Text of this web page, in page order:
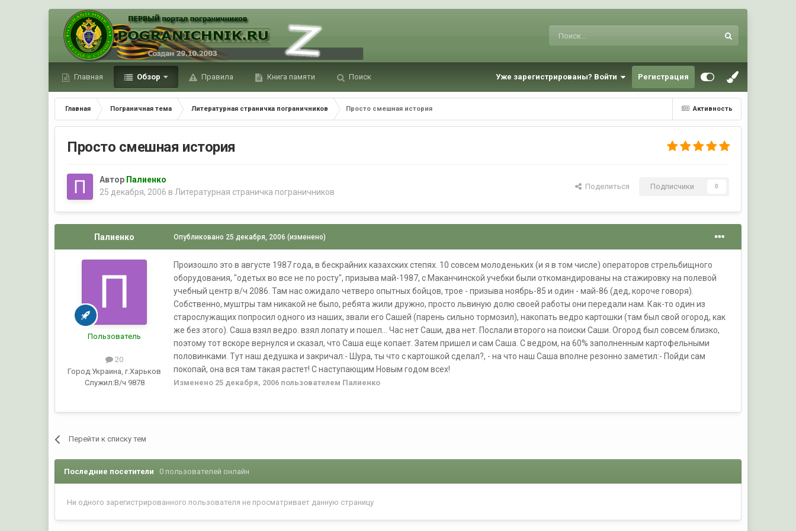
Главная Обзор Правила Книга памяти Поиск Уже зарегистрированы? Войти Регистрация
Активность
Главная Пограничная тема Литературная страничка пограничников Просто смешная история
Просто смешная история
Автор Палиенко
25 декабря, 2006 вЛитературная страничка пограничников
Поделиться Подписчики 0
Палиенко
Пользователь
20
Город:Украина, г.Харьков
Служил:В/ч 9878
Опубликовано 25 декабря, 2006 (изменено)
Произошло это в августе 1987 года, в бескрайних казахских степях. 10 совсем молоденьких (и я в том числе) операторов стрельбищного
оборудования, "одетых во все не по росту", призыва май-1987, с Маканчинской учебки были откомандированы на стажировку на полевой
учебный центр в/ч 2086. Там нас ожидало четверо опытных бойцов, трое - призыва ноябрь-85 и один - май-86 (дед, короче говоря).
Собственно, муштры там никакой не было, ребята жили дружно, просто львиную долю своей работы они передали нам. Как-то один из
старослужащих попросил одного из наших, звали его Сашей (парень сильно тормозил), накопать ведро картошки (там был свой огород, как
же без этого). Саша взял ведро. взял лопату и пошел... Час нет Саши, два нет. Послали второго на поиски Саши. Огород был совсем близко,
поэтому тот вскоре вернулся и сказал, что Саша еще копает. Затем пришел и сам Саша. С ведром, на 60% заполненным картофельными
половинками. Тут наш дедушка и закричал:- Шура, ты что с картошкой сделал?, - на что наш Саша вполне резонно заметил:- Пойди сам
покопай, она вся там такая растет! С наступающим Новым годом всех!
Изменено 25 декабря, 2006 пользователем Палиенко
Перейти к списку тем
Последние посетители 0 пользователей онлайн
Ни одного зарегистрированного пользователя не просматривает данную страницу